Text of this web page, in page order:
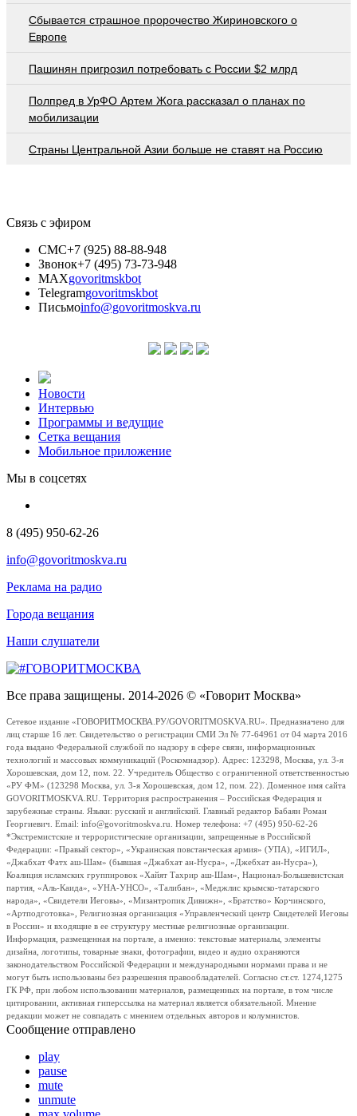
Сбывается страшное пророчество Жириновского о
Европе
Пашинян пригрозил потребовать c России $2 млрд
Полпред в УрФО Артем Жога рассказал о планах по
мобилизации
Страны Центральной Азии больше не ставят на Россию
Связь с эфиром
СМС+7 (925) 88-88-948
Звонок+7 (495) 73-73-948
MAXgovoritmskbot
Telegramgovoritmskbot
Письмоinfo@govoritmoskva.ru
Новости
Интервью
Программы и ведущие
Сетка вещания
Мобильное приложение
Мы в соцсетях
8 (495) 950-62-26
info@govoritmoskva.ru
Реклама на радио
Города вещания
Наши слушатели
Все права защищены. 2014-2026 © «Говорит Москва»
Сетевое издание «ГОВОРИТМОСКВА.РУ/GOVORITMOSKVA.RU». Предназначено для
лиц старше 16 лет. Свидетельство о регистрации СМИ Эл № 77-64961 от 04 марта 2016
года выдано Федеральной службой по надзору в сфере связи, информационных
технологий и массовых коммуникаций (Роскомнадзор). Адрес: 123298, Москва, ул. 3-я
Хорошевская, дом 12, пом. 22. Учредитель Общество с ограниченной ответственностью
«РУ ФМ» (123298 Москва, ул. 3-я Хорошевская, дом 12, пом. 22). Доменное имя сайта
GOVORITMOSKVA.RU. Территория распространения – Российская Федерация и
зарубежные страны. Языки: русский и английский. Главный редактор Бабаян Роман
Георгиевич. Email: info@govoritmoskva.ru. Номер телефона: +7 (495) 950-62-26
*Экстремистские и террористические организации, запрещенные в Российской
Федерации: «Правый сектор», «Украинская повстанческая армия» (УПА), «ИГИЛ»,
«Джабхат Фатх аш-Шам» (бывшая «Джабхат ан-Нусра», «Джебхат ан-Нусра»),
Коалиция исламских группировок «Хайят Тахрир аш-Шам», Национал-Большевистская
партия, «Аль-Каида», «УНА-УНСО», «Талибан», «Меджлис крымско-татарского
народа», «Свидетели Иеговы», «Мизантропик Дивижн», «Братство» Корчинского,
«Артподготовка», Религиозная организация «Управленческий центр Свидетелей Иеговы
в России» и входящие в ее структуру местные религиозные организации.
Информация, размещенная на портале, а именно: текстовые материалы, элементы
дизайна, логотипы, товарные знаки, фотографии, видео и аудио охраняются
законодательством Российской Федерации и международными нормами права и не
могут быть использованы без разрешения правообладателей. Согласно ст.ст. 1274,1275
ГК РФ, при любом использовании материалов, размещенных на портале, в том числе
цитировании, активная гиперссылка на материал является обязательной. Мнение
редакции может не совпадать с мнением отдельных авторов и колумнистов.
Сообщение отправлено
play
pause
mute
unmute